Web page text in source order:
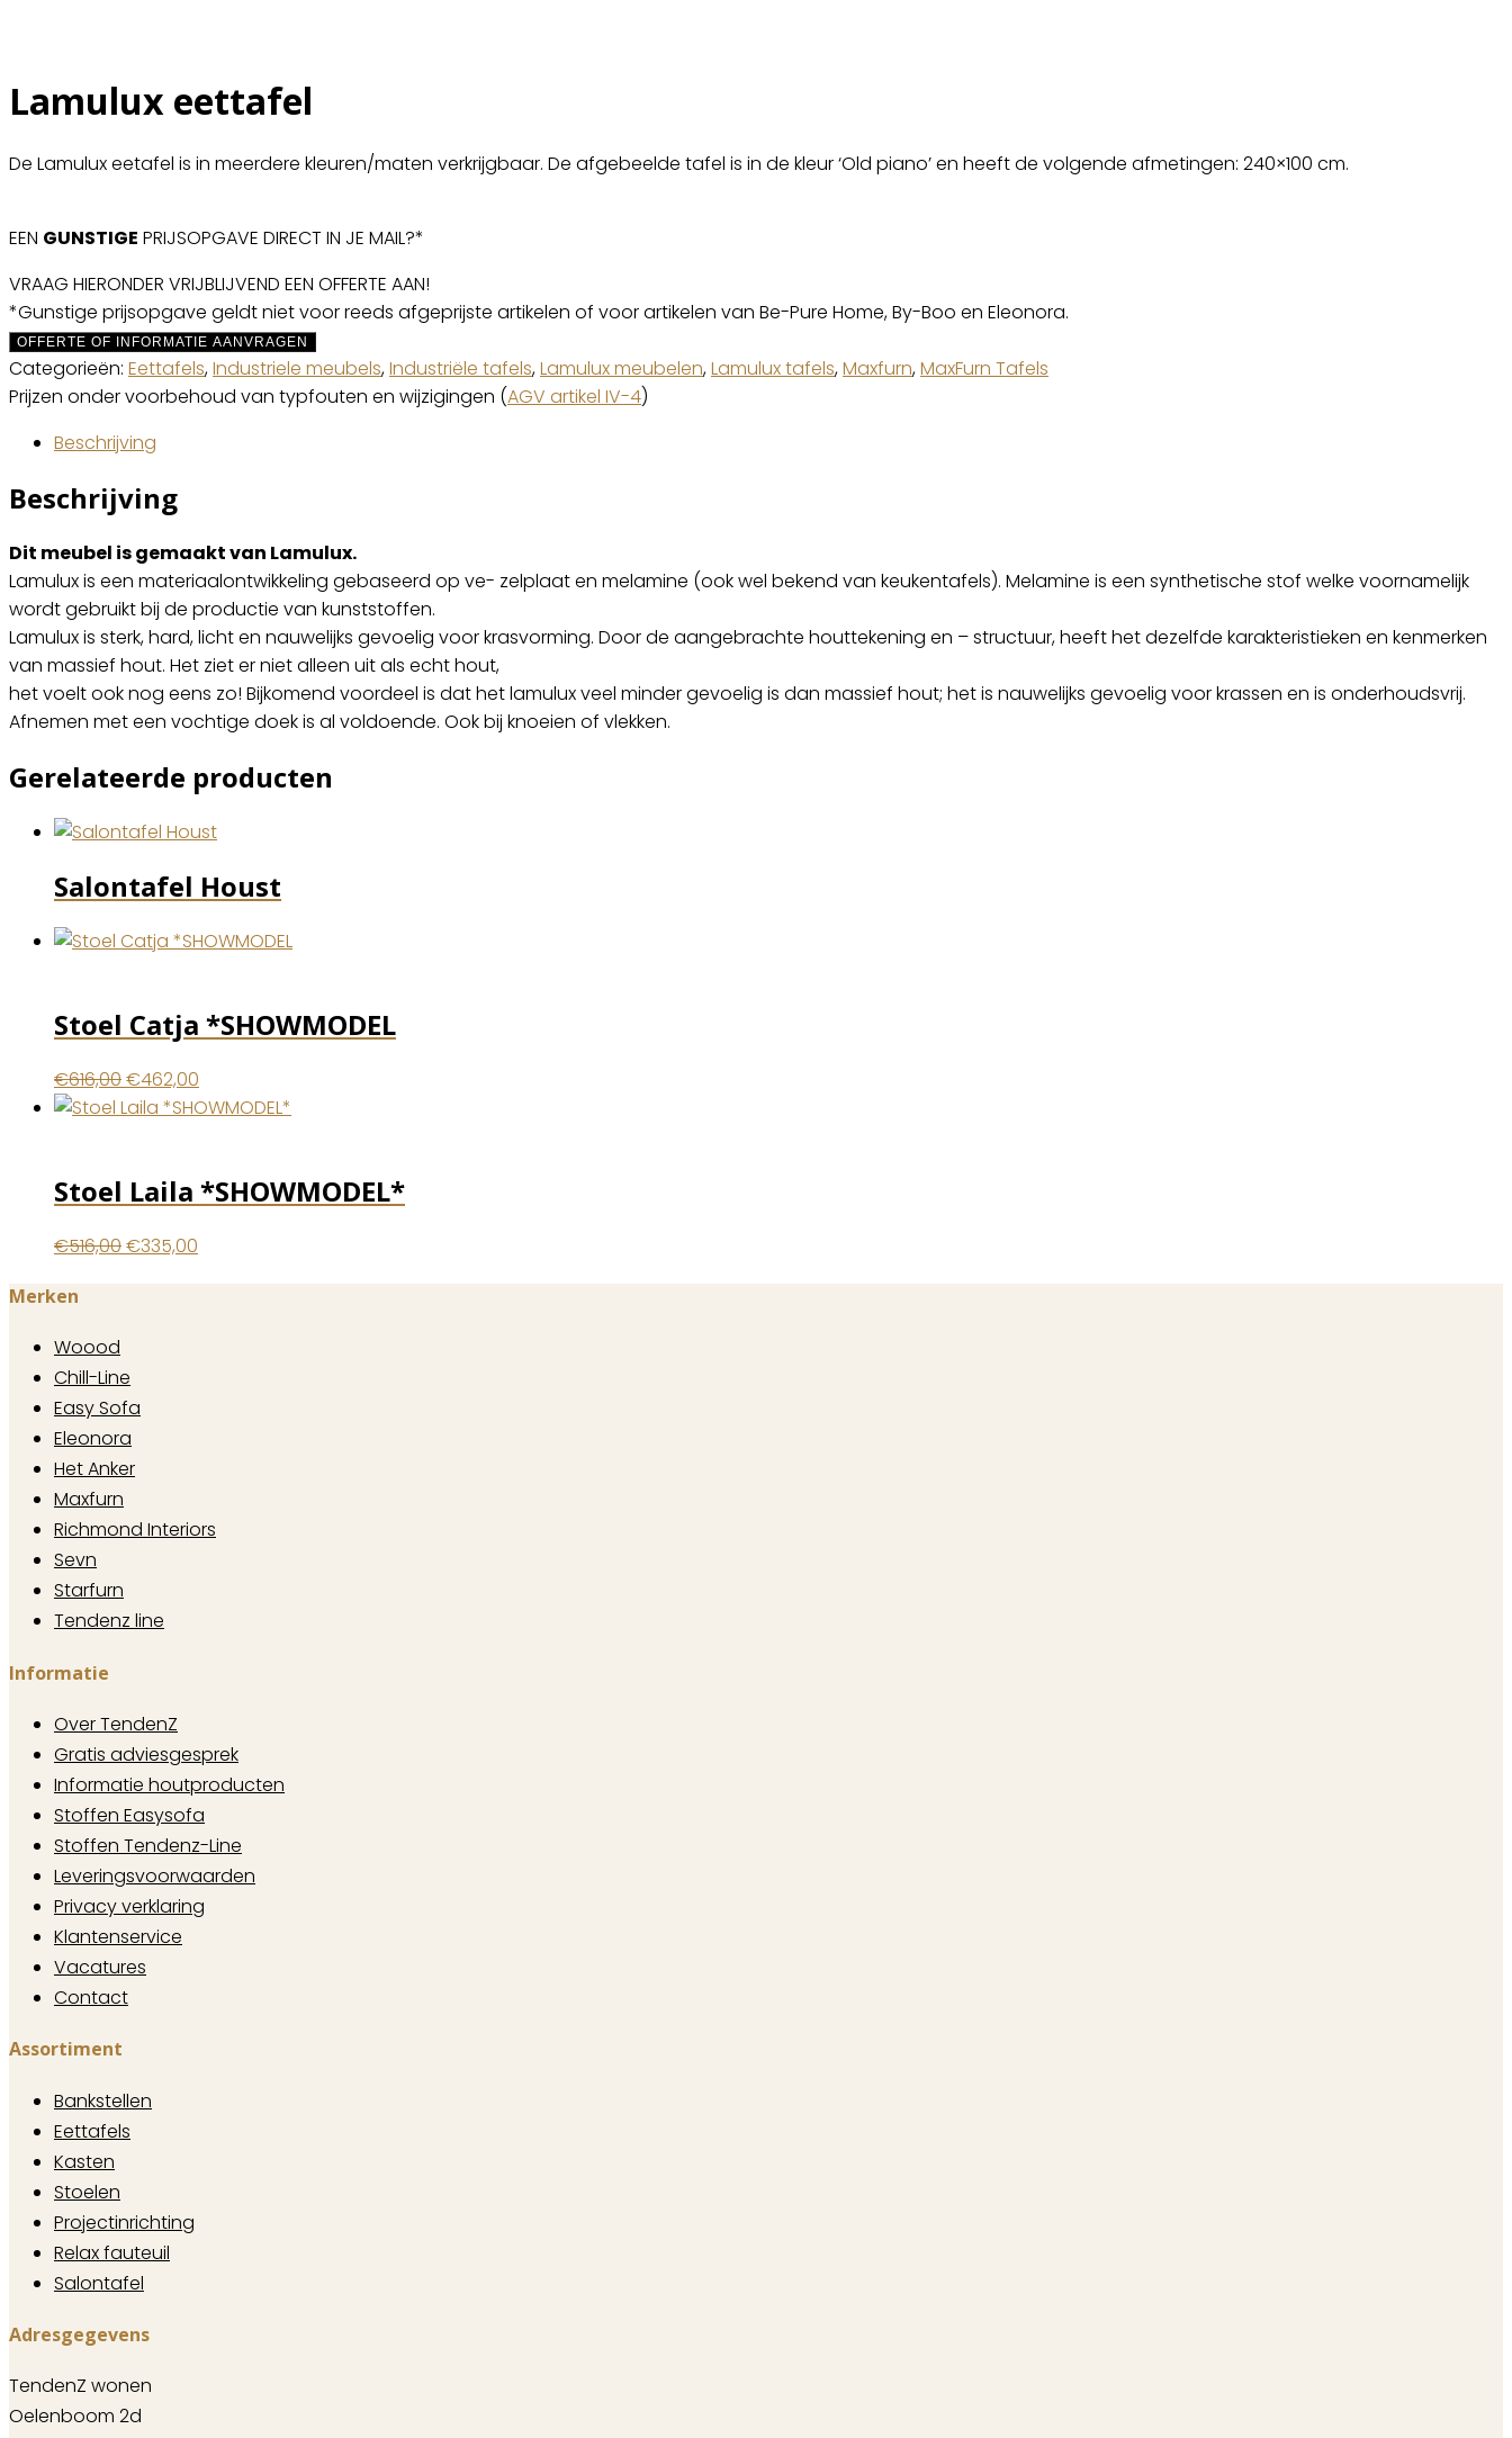
Lamulux eettafel
De Lamulux eetafel is in meerdere kleuren/maten verkrijgbaar. De afgebeelde tafel is in de kleur ‘Old piano’ en heeft de volgende afmetingen: 240×100 cm.
EEN GUNSTIGE PRIJSOPGAVE DIRECT IN JE MAIL?*
VRAAG HIERONDER VRIJBLIJVEND EEN OFFERTE AAN!
*Gunstige prijsopgave geldt niet voor reeds afgeprijste artikelen of voor artikelen van Be-Pure Home, By-Boo en Eleonora.
OFFERTE OF INFORMATIE AANVRAGEN
Categorieën: Eettafels,Industriele meubels,Industriële tafels,Lamulux meubelen,Lamulux tafels,Maxfurn,MaxFurn Tafels
Prijzen onder voorbehoud van typfouten en wijzigingen (AGV artikel IV-4)
Beschrijving
Beschrijving
Dit meubel is gemaakt van Lamulux.
Lamulux is een materiaalontwikkeling gebaseerd op ve- zelplaat en melamine (ook wel bekend van keukentafels). Melamine is een synthetische stof welke voornamelijk
wordt gebruikt bij de productie van kunststoffen.
Lamulux is sterk, hard, licht en nauwelijks gevoelig voor krasvorming. Door de aangebrachte houttekening en – structuur, heeft het dezelfde karakteristieken en kenmerken
van massief hout. Het ziet er niet alleen uit als echt hout,
het voelt ook nog eens zo! Bijkomend voordeel is dat het lamulux veel minder gevoelig is dan massief hout; het is nauwelijks gevoelig voor krassen en is onderhoudsvrij.
Afnemen met een vochtige doek is al voldoende. Ook bij knoeien of vlekken.
Gerelateerde producten
Salontafel Houst
Stoel Catja *SHOWMODEL
€616,00Oorspronkelijke
prijs
€462,00
prijs
Stoel Laila *SHOWMODEL*
€516,00Oorspronkelijke
€335,00
Merken
Woood
Chill-Line
Easy Sofa
Eleonora
Het Anker
Maxfurn
Richmond Interiors
Sevn
Starfurn
Tendenz line
Informatie
Over TendenZ
Gratis adviesgesprek
Informatie houtproducten
Stoffen Easysofa
Stoffen Tendenz-Line
Leveringsvoorwaarden
Privacy verklaring
Klantenservice
Vacatures
Contact
Assortiment
Bankstellen
Eettafels
Kasten
Stoelen
Projectinrichting
Relax fauteuil
Salontafel
Adresgegevens
TendenZ wonen
Oelenboom 2d